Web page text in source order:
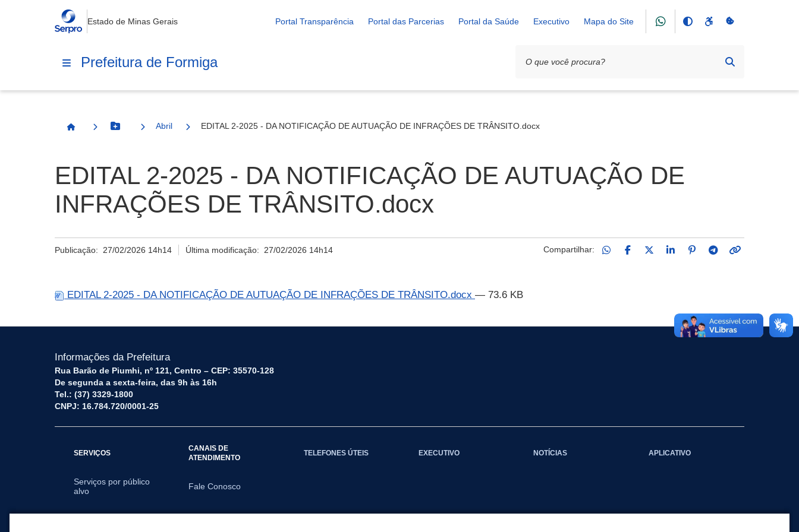
Estado de Minas Gerais Portal Transparência Portal das Parcerias Portal da Saúde Executivo Mapa do Site
Prefeitura de Formiga
Página InicialBotão Menu
Abril EDITAL 2-2025 - DA NOTIFICAÇÃO DE AUTUAÇÃO DE INFRAÇÕES DE TRÂNSITO.docx
EDITAL 2-2025 - DA NOTIFICAÇÃO DE AUTUAÇÃO DE
INFRAÇÕES DE TRÂNSITO.docx
Publicação: 27/02/2026 14h14 Última modificação: 27/02/2026 14h14 Compartilhar:
EDITAL 2-2025 - DA NOTIFICAÇÃO DE AUTUAÇÃO DE INFRAÇÕES DE TRÂNSITO.docx — 73.6 KB
Informações da Prefeitura
Rua Barão de Piumhi, nº 121, Centro – CEP: 35570-128
De segunda a sexta-feira, das 9h às 16h
Tel.: (37) 3329-1800
CNPJ: 16.784.720/0001-25
SERVIÇOS
Serviços por público
alvo
CANAIS DE
ATENDIMENTO
Fale Conosco
TELEFONES ÚTEIS EXECUTIVO NOTÍCIAS APLICATIVO